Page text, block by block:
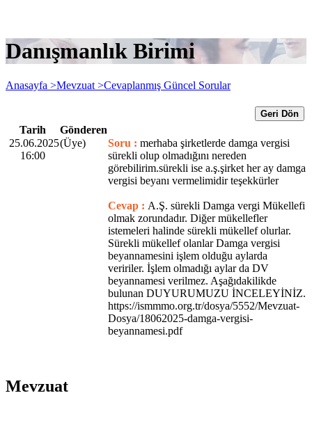
Danışmanlık Birimi
Anasayfa >Mevzuat >Cevaplanmış Güncel Sorular
Geri Dön
Tarih
Gönderen
25.06.2025
16:00
(Üye) Soru : merhaba şirketlerde damga vergisi
sürekli olup olmadığını nereden
görebilirim.sürekli ise a.ş.şirket her ay damga
vergisi beyanı vermelimidir teşekkürler
Cevap : A.Ş. sürekli Damga vergi Mükellefi
olmak zorundadır. Diğer mükellefler
istemeleri halinde sürekli mükellef olurlar.
Sürekli mükellef olanlar Damga vergisi
beyannamesini işlem olduğu aylarda
veririler. İşlem olmadığı aylar da DV
beyannamesi verilmez. Aşağıdakilikde
bulunan DUYURUMUZU İNCELEYİNİZ.
https://ismmmo.org.tr/dosya/5552/Mevzuat-
Dosya/18062025-damga-vergisi-
beyannamesi.pdf
Mevzuat